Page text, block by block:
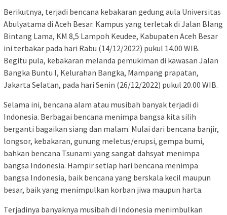
Berikutnya, terjadi bencana kebakaran gedung aula Universitas
Abulyatama di Aceh Besar. Kampus yang terletak di Jalan Blang
Bintang Lama, KM 8,5 Lampoh Keudee, Kabupaten Aceh Besar
ini terbakar pada hari Rabu (14/12/2022) pukul 14.00 WIB.
Begitu pula, kebakaran melanda pemukiman di kawasan Jalan
Bangka Buntu I, Kelurahan Bangka, Mampang prapatan,
Jakarta Selatan, pada hari Senin (26/12/2022) pukul 20.00 WIB.
Selama ini, bencana alam atau musibah banyak terjadi di
Indonesia. Berbagai bencana menimpa bangsa kita silih
berganti bagaikan siang dan malam. Mulai dari bencana banjir,
longsor, kebakaran, gunung meletus/erupsi, gempa bumi,
bahkan bencana Tsunami yang sangat dahsyat menimpa
bangsa Indonesia. Hampir setiap hari bencana menimpa
bangsa Indonesia, baik bencana yang berskala kecil maupun
besar, baik yang menimpulkan korban jiwa maupun harta.
Terjadinya banyaknya musibah di Indonesia menimbulkan